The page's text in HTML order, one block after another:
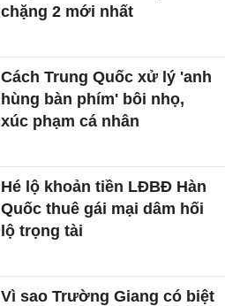
chặng 2 mới nhất
Cách Trung Quốc xử lý 'anh
hùng bàn phím' bôi nhọ,
xúc phạm cá nhân
Hé lộ khoản tiền LĐBĐ Hàn
Quốc thuê gái mại dâm hối
lộ trọng tài
Vì sao Trường Giang có biệt